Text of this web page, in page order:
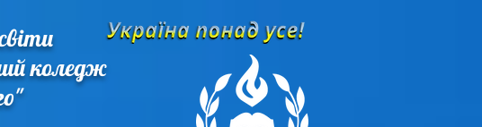
коледж